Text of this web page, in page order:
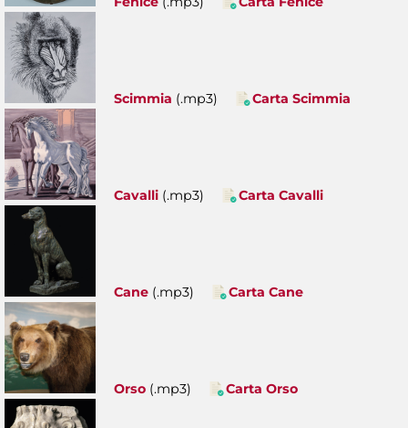
Scimmia (.mp3) Carta Scimmia
Cavalli (.mp3) Carta Cavalli
Cane (.mp3) Carta Cane
Orso (.mp3) Carta Orso